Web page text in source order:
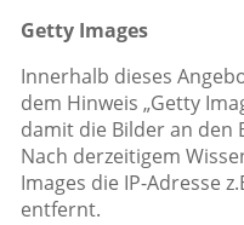
Getty Images
Innerhalb dieses
dem Hinweis „Getty
damit die Bilder an den
Nach derzeitigem
Images die IP-Adresse
entfernt.